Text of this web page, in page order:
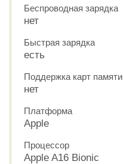
Беспроводная зарядка
нет
Быстрая зарядка
есть
Поддержка карт памяти
нет
Платформа
Apple
Процессор
Apple A16 Bionic